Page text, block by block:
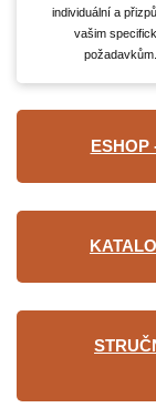
individuální a
vašim
požadavkům...
ESHOP